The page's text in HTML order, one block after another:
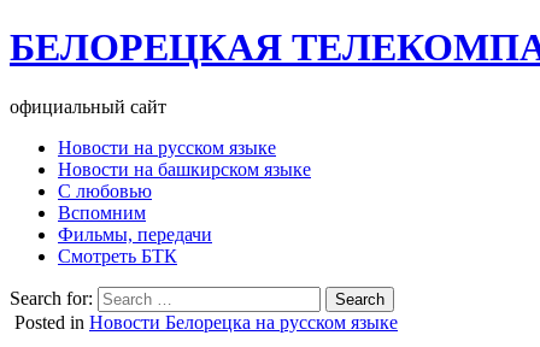
БЕЛОРЕЦКАЯ
официальный сайт
Новости на русском языке
Новости на башкирском языке
С любовью
Вспомним
Фильмы, передачи
Смотреть БТК
Search for:
Posted in Новости Белорецка на русском языке